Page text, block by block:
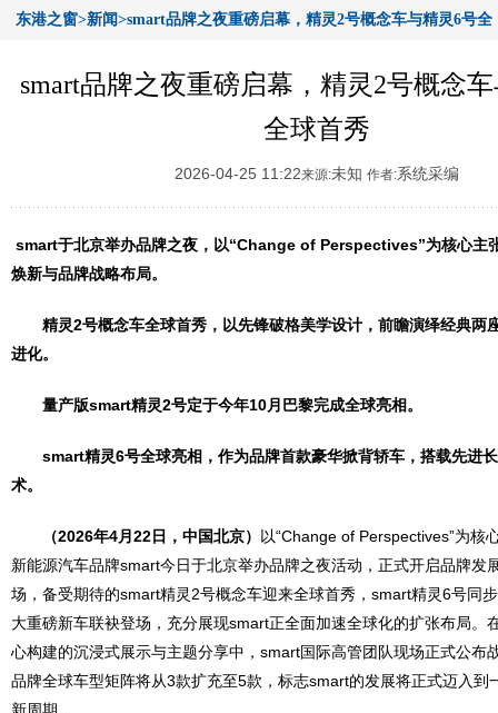
东港之窗>新闻>smart品牌之夜重磅启幕，精灵2号概念车与精灵6号全
smart品牌之夜重磅启幕，精灵2号概念
全球首秀
2026-04-25 11:22来源:未知 作者:系统采编
smart于北京举办品牌之夜，以“Change of Perspectives”为核心主
焕新与品牌战略布局。
精灵2号概念车全球首秀，以先锋破格美学设计， 前瞻演绎经典两
进化。
量产版smart精灵2号定于今年10月巴黎完成全球亮相。
smart精灵6号全球亮相，作为品牌首款豪华掀背轿车，搭载先进
术。
（2026年4月 22日，中国北京）
以“Change of Perspectives”为核
新能源汽车品牌smart今日于北京举办品牌之夜活动，正式开启品牌发
场，备受期待的smart精灵2号概念车迎来全球首秀，smart精灵6号同
大重磅新车联袂登场，充分展现smart正全面加速全球化的扩张布局。
心构建的沉浸式展示与主题分享中，smart国际高管团队现场正式公布
品牌全球车型矩阵将从3款扩充至5款，标志smart的发展将正式迈入到